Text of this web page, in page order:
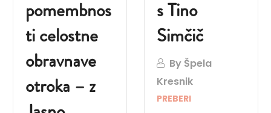
pomembnos
ti celostne
obravnave
otroka – z
s Tino
Simčič
By Špela
Kresnik
PREBERI